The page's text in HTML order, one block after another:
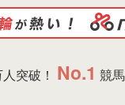
突破！ No.1 競